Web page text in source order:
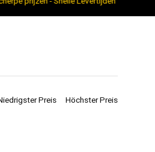
Preis Höchster Preis